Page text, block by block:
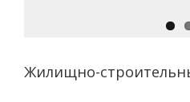
Жилищно-